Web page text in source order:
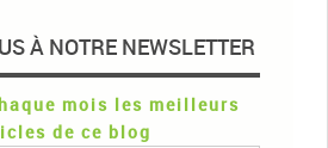
À NOTRE NEWSLETTER
mois les meilleurs
de ce blog